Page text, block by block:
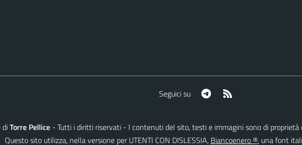
Seguici su Telegram
Torre Pellice- Tutti i diritti riservati - I contenuti del sito, testi e immagini sono di proprietà
Questo sito utilizza, nella versione per UTENTI CON DISLESSIA, Biancoenero ®, una font